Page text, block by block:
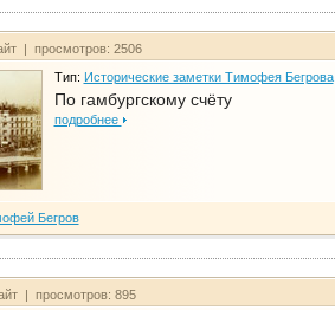
| просмотров: 2506
Тип: Исторические заметки Тимофея Бегрова
По гамбургскому счёту
подробнее
Бегров
| просмотров: 895